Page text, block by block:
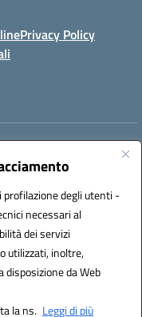
degli utenti -
necessari al
dei servizi
utilizzati, inoltre,
da Web
la ns. Leggi di più
Privacy Policy
lzcc
S.r.l.